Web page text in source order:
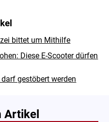
bittet um Mithilfe
Diese E-Scooter dürfen
gestöbert werden
Artikel